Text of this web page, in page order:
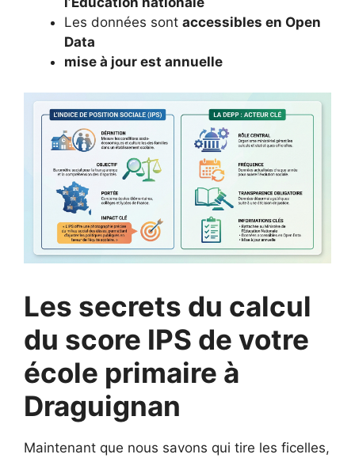
Les données sont accessibles en Open
Data
mise à jour est annuelle
Les secrets du calcul
du score IPS de votre
école primaire à
Draguignan
Maintenant que nous savons qui tire les ficelles,